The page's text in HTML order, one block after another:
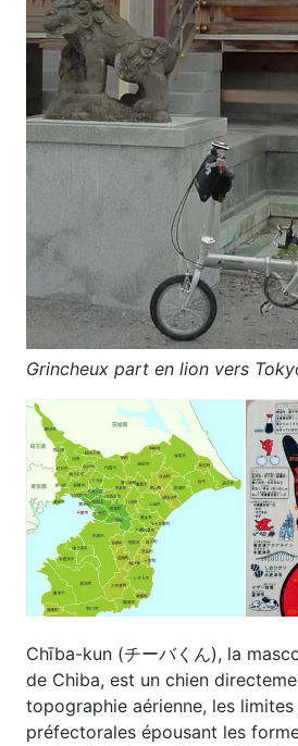
Grincheux part en lion vers
Chība-kun (チーバくん), la
de Chiba, est un chien
topographie aérienne, les
préfectorales épousant les